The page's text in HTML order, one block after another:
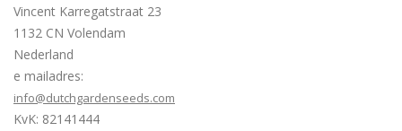
Vincent Karregatstraat 23
1132 CN Volendam
Nederland
e mailadres:
info@dutchgardenseeds.com
KvK: 82141444